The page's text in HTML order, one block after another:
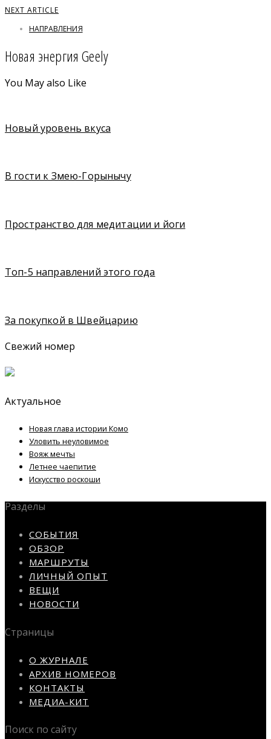
NEXT ARTICLE
НАПРАВЛЕНИЯ
Новая энергия Geely
You May also Like
Новый уровень вкуса
В гости к Змею-Горынычу
Пространство для медитации и йоги
Топ-5 направлений этого года
За покупкой в Швейцарию
Свежий номер
Актуальное
Новая глава истории Комо
Уловить неуловимое
Вояж мечты
Летнее чаепитие
Искусство роскоши
Разделы
СОБЫТИЯ
ОБЗОР
МАРШРУТЫ
ЛИЧНЫЙ ОПЫТ
ВЕЩИ
НОВОСТИ
Страницы
О ЖУРНАЛЕ
АРХИВ НОМЕРОВ
КОНТАКТЫ
МЕДИА-КИТ
Поиск по сайту